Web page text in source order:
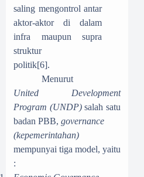
saling mengontrol antar
aktor-aktor di dalam
infra maupun supra
struktur
politik[6].
Menurut
United Development
Program (UNDP)salah satu
badan PBB, governance
(kepemerintahan)
mempunyai tiga model, yaitu
: